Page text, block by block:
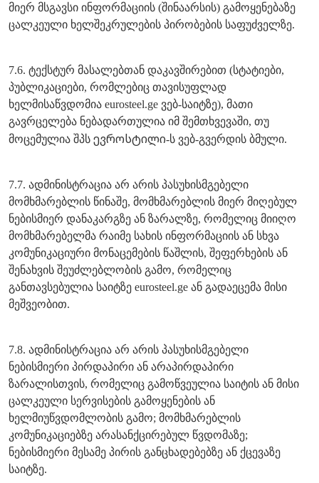
მიერ მსგავსი ინფორმაციის (შინაარსის) გამოყენებაზე
ცალკეული ხელშეკრულების პირობების საფუძველზე.
7.6. ტექსტურ მასალებთან დაკავშირებით (სტატიები,
პუბლიკაციები, რომლებიც თავისუფლად
ხელმისაწვდომია eurosteel.ge ვებ-საიტზე), მათი
გავრცელება ნებადართულია იმ შემთხვევაში, თუ
მოცემულია შპს ევროსტილი-ს ვებ-გვერდის ბმული.
7.7. ადმინისტრაცია არ არის პასუხისმგებელი
მომხმარებლის წინაშე, მომხმარებლის მიერ მიღებულ
ნებისმიერ დანაკარგზე ან ზარალზე, რომელიც მიიღო
მომხმარებელმა რაიმე სახის ინფორმაციის ან სხვა
კომუნიკაციური მონაცემების წაშლის, შეფერხების ან
შენახვის შეუძლებლობის გამო, რომელიც
განთავსებულია საიტზე eurosteel.ge ან გადაეცემა მისი
მეშვეობით.
7.8. ადმინისტრაცია არ არის პასუხისმგებელი
ნებისმიერი პირდაპირი ან არაპირდაპირი
ზარალისთვის, რომელიც გამოწვეულია საიტის ან მისი
ცალკეული სერვისების გამოყენების ან
ხელმიუწვდომლობის გამო; მომხმარებლის
კომუნიკაციებზე არასანქცირებულ წვდომაზე;
ნებისმიერი მესამე პირის განცხადებებზე ან ქცევაზე
საიტზე.